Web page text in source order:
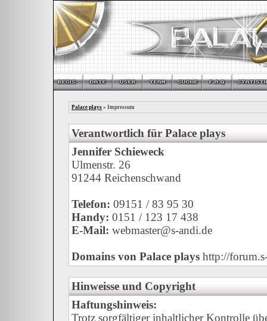
Palace plays » Impressum
Verantwortlich für Palace plays
Jennifer Schieweck
Ulmenstr. 26
91244 Reichenschwand
Telefon: 09151 / 83 95 30
Handy: 0151 / 123 17 438
E-Mail: webmaster@s-andi.de
Domains von Palace plays http://
Hinweisse und Copyright
Haftungshinweis:
Trotz sorgfältiger inhaltlicher Kontrolle